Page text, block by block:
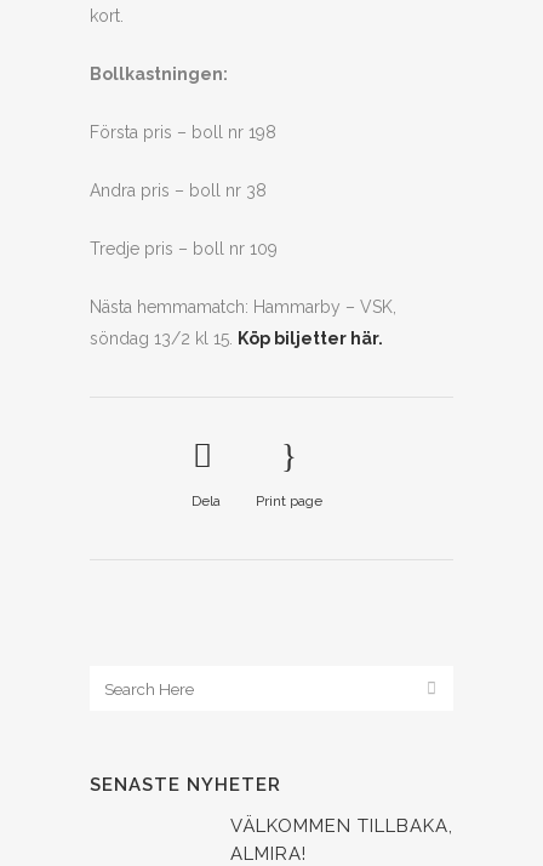
kort.
Bollkastningen:
Första pris – boll nr 198
Andra pris – boll nr 38
Tredje pris – boll nr 109
Nästa hemmamatch: Hammarby – VSK,
söndag 13/2 kl 15.
Köp biljetter här.
Dela Print page
SENASTE NYHETER
VÄLKOMMEN TILLBAKA,
ALMIRA!